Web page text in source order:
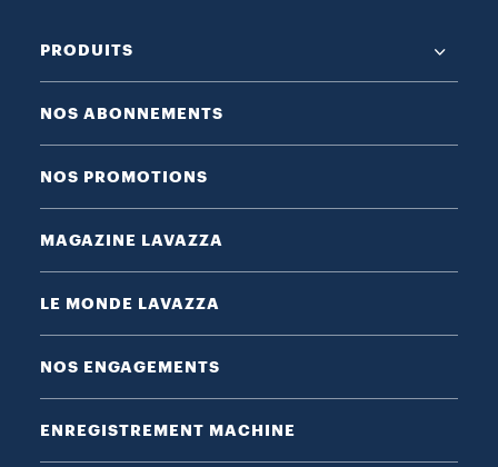
PRODUITS
NOS ABONNEMENTS
NOS PROMOTIONS
MAGAZINE LAVAZZA
LE MONDE LAVAZZA
NOS ENGAGEMENTS
ENREGISTREMENT MACHINE